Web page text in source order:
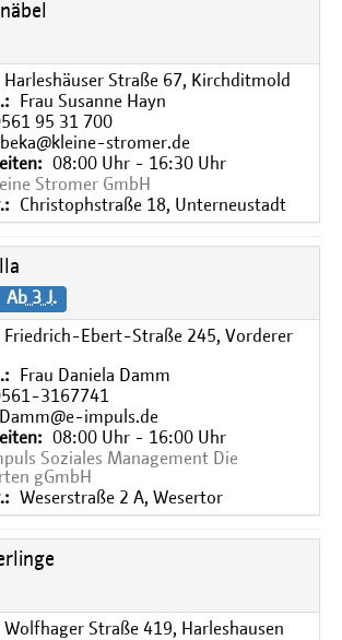
Harleshäuser Straße 67, Kirchditmold
Frau Susanne Hayn
95 31 700
stromer.de
08:00 Uhr - 16:30 Uhr
Stromer GmbH
Christophstraße 18, Unterneustadt
Ab 3 J.
Friedrich-Ebert-Straße 245, Vorderer
Frau Daniela Damm
3167741
impuls.de
08:00 Uhr - 16:00 Uhr
Soziales Management Die
gGmbH
Weserstraße 2 A, Wesertor
Wolfhager Straße 419, Harleshausen